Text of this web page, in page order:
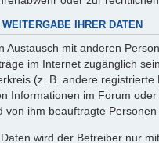
IHRER DATEN
Austausch mit anderen
im Internet zugänglich
(z. B. andere
Informationen im Forum
von ihm beauftragte
wird der Betreiber nur